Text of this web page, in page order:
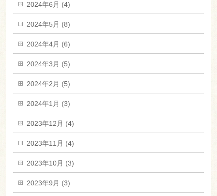
2024年6月 (4)
2024年5月 (8)
2024年4月 (6)
2024年3月 (5)
2024年2月 (5)
2024年1月 (3)
2023年12月 (4)
2023年11月 (4)
2023年10月 (3)
2023年9月 (3)